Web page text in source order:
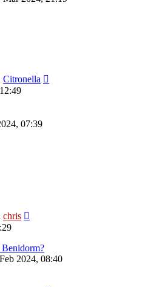
Citronella
07:39
chris
2024, 08:40